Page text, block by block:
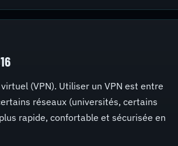
(VPN). Utiliser un VPN est entre
réseaux (universités, certains
rapide, confortable et sécurisée en